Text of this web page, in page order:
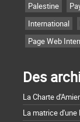
Palestine
International
Page Web
Des
La Charte
La matrice